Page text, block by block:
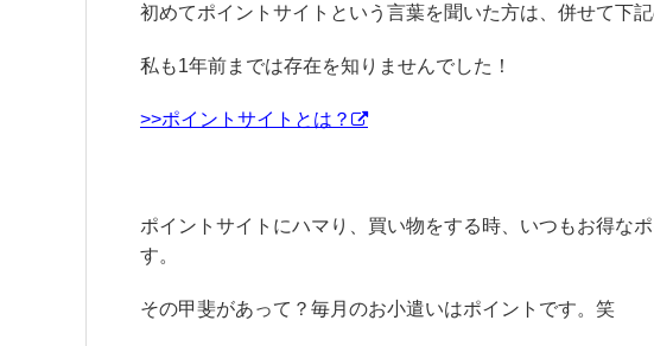
初めてポイントサイトという言葉を聞いた方は、併せて下記
私も1年前までは存在を知りませんでした！
>>ポイントサイトとは？
ポイントサイトにハマり、買い物をする時、いつもお得な
す。
その甲斐があって？毎月のお小遣いはポイントです。笑